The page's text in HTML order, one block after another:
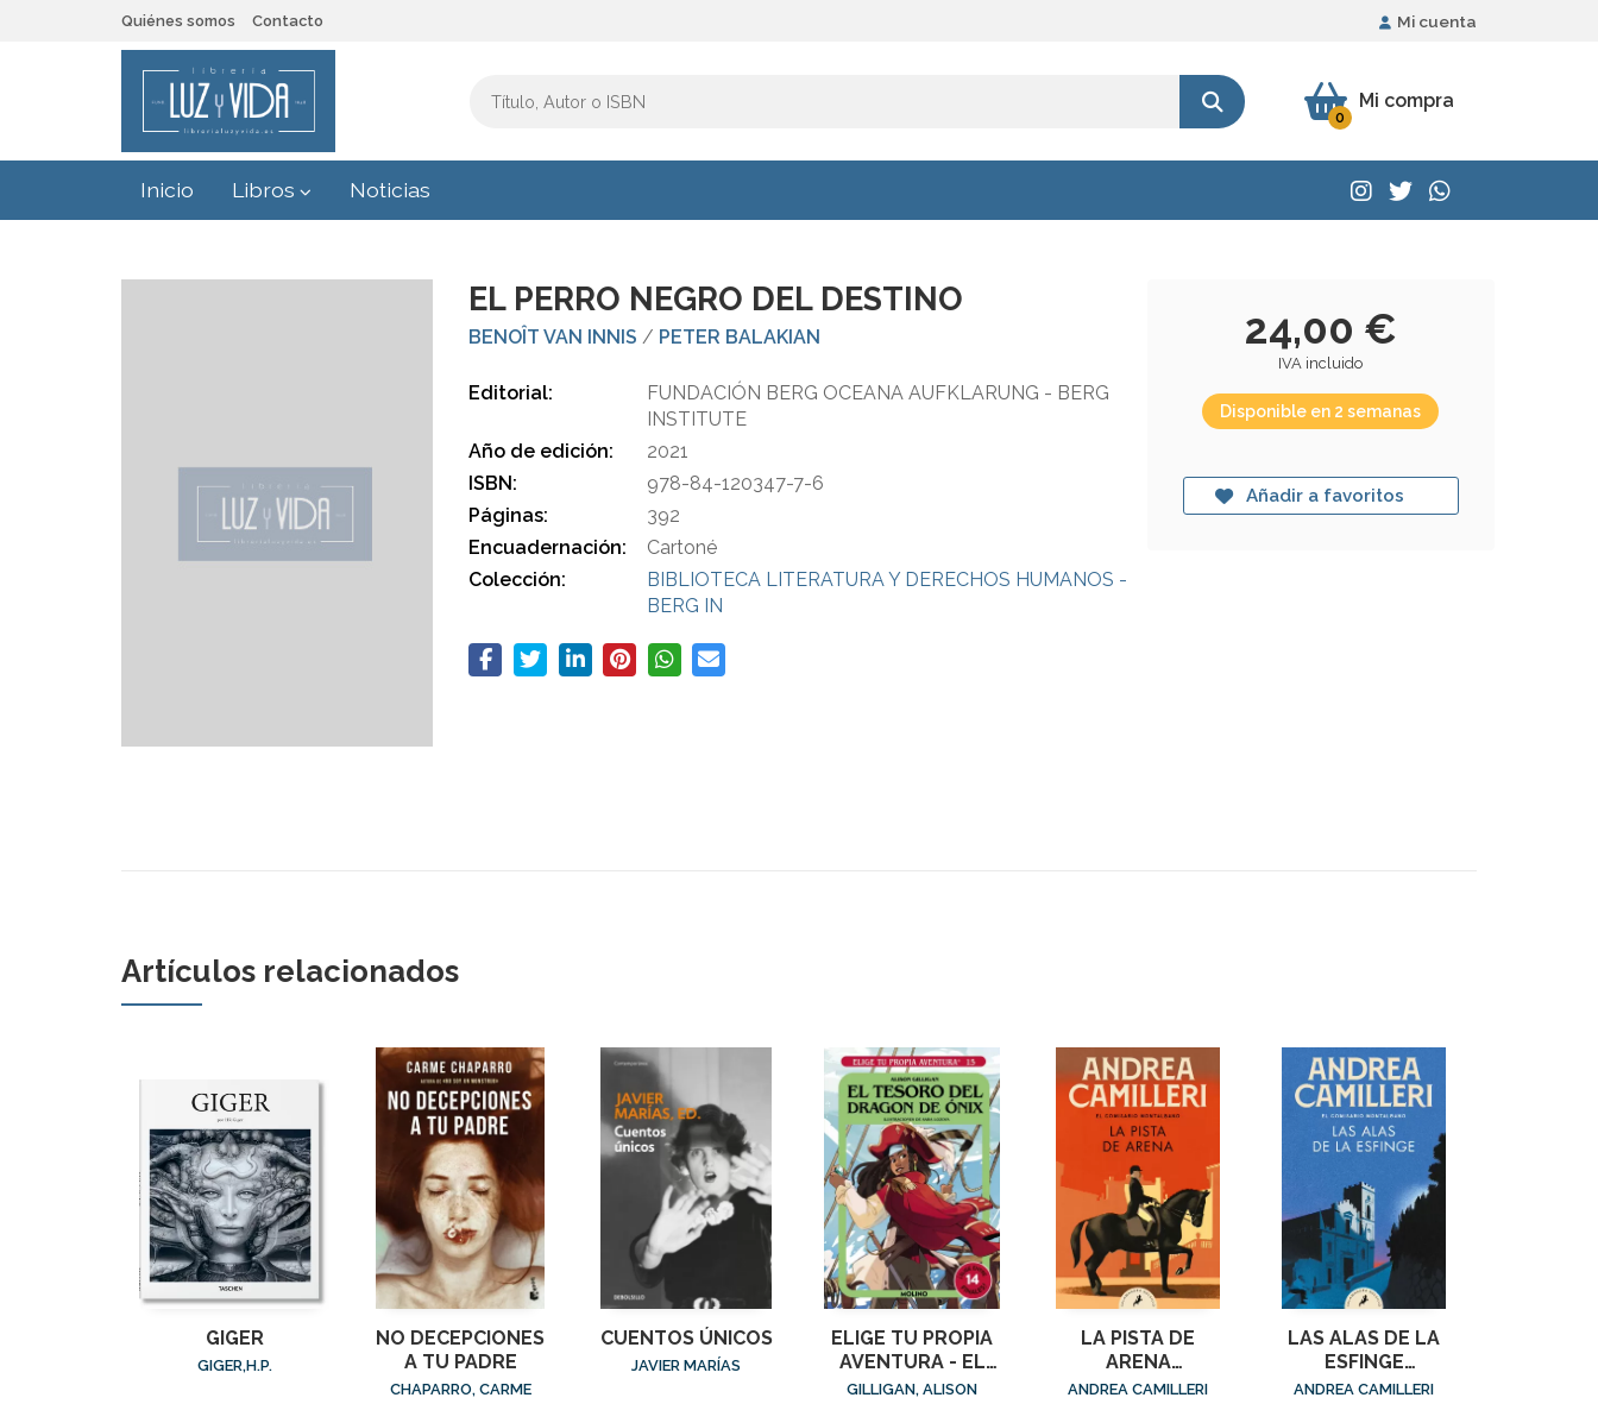
Quiénes somos Contacto Mi cuenta
Mi compra
0
Inicio Libros Noticias
EL PERRO NEGRO DEL DESTINO
BENOÎT VAN INNIS / PETER BALAKIAN
Editorial:
FUNDACIÓN BERG OCEANA AUFKLARUNG - BERG
INSTITUTE
Año de edición:
2021
ISBN:
978-84-120347-7-6
Páginas:
392
Encuadernación:
Cartoné
Colección:
BIBLIOTECA LITERATURA Y DERECHOS HUMANOS -
BERG IN
24,00 €
IVA incluido
Disponible en 2 semanas
Añadir a favoritos
Artículos relacionados
GIGER
GIGER,H.P.
NO DECEPCIONES
A TU PADRE
CHAPARRO, CARME
CUENTOS ÚNICOS
JAVIER MARÍAS
ELIGE TU PROPIA
AVENTURA - EL
TESORO DEL
GILLIGAN, ALISON
LA PISTA DE
ARENA
(COMISARIO
ANDREA CAMILLERI
LAS ALAS DE LA
ESFINGE
(COMISARIO
ANDREA CAMILLERI